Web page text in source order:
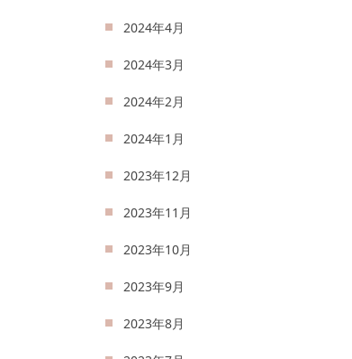
2024年4月
2024年3月
2024年2月
2024年1月
2023年12月
2023年11月
2023年10月
2023年9月
2023年8月